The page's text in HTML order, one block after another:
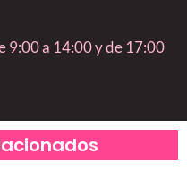
9:00 a 14:00 y de 17:00